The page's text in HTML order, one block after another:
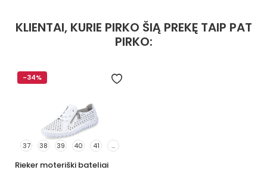
KLIENTAI, KURIE PIRKO ŠIĄ PREKĘ TAIP PAT
PIRKO:
-34%
37 38 39 40 41 ...
Rieker moteriški bateliai